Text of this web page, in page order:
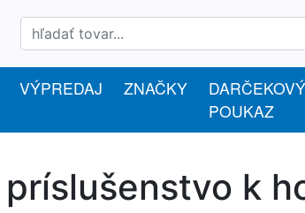
VÝPREDAJ ZNAČKY
DARČEKOVÝ
POUKAZ
príslušenstvo k